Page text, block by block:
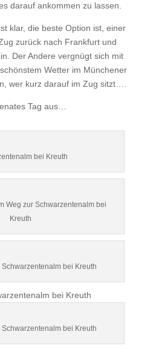
darauf ankommen zu lassen.
klar, die beste Option ist, einer
zurück nach Frankfurt und
Der Andere vergnügt sich mit
Wetter im Münchener
wer kurz darauf im Zug sitzt….
Tag aus…
bei Kreuth
Weg zur Schwarzentenalm bei
Kreuth
bei Kreuth
bei Kreuth
Schwarzentenalm bei Kreuth